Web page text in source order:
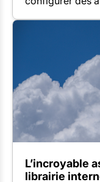
L’incroyable
librairie